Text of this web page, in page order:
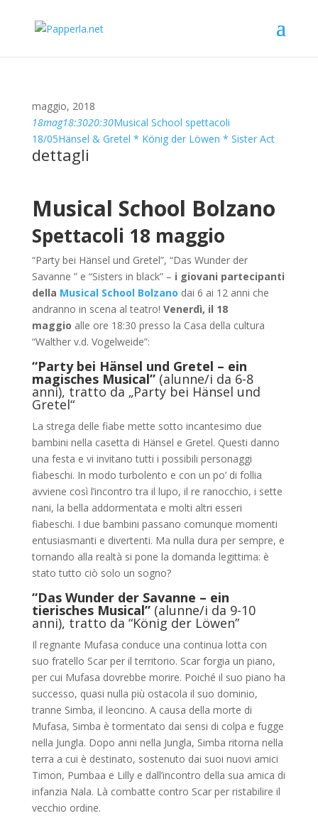
maggio, 2018
18mag18:3020:30Musical School spettacoli
18/05Hänsel & Gretel * König der Löwen * Sister Act
dettagli
Musical School Bolzano
Spettacoli 18 maggio
“Party bei Hänsel und Gretel”, “Das Wunder der
Savanne ” e “Sisters in black” – i giovani partecipanti
della Musical School Bolzano dai 6 ai 12 anni che
andranno in scena al teatro! Venerdì, il 18
maggio alle ore 18:30 presso la Casa della cultura
“Walther v.d. Vogelweide”:
“Party bei Hänsel und Gretel – ein
magisches Musical”(alunne/i da 6-8
anni), tratto da „Party bei Hänsel und
Gretel“
La strega delle fiabe mette sotto incantesimo due
bambini nella casetta di Hänsel e Gretel. Questi danno
una festa e vi invitano tutti i possibili personaggi
fiabeschi. In modo turbolento e con un po’ di follia
avviene così l’incontro tra il lupo, il re ranocchio, i sette
nani, la bella addormentata e molti altri esseri
fiabeschi. I due bambini passano comunque momenti
entusiasmanti e divertenti. Ma nulla dura per sempre, e
tornando alla realtà si pone la domanda legittima: è
stato tutto ciò solo un sogno?
“Das Wunder der Savanne – ein
tierisches Musical”(alunne/i da 9-10
anni), tratto da “König der Löwen”
Il regnante Mufasa conduce una continua lotta con
suo fratello Scar per il territorio. Scar forgia un piano,
per cui Mufasa dovrebbe morire. Poiché il suo piano ha
successo, quasi nulla più ostacola il suo dominio,
tranne Simba, il leoncino. A causa della morte di
Mufasa, Simba è tormentato dai sensi di colpa e fugge
nella Jungla. Dopo anni nella Jungla, Simba ritorna nella
terra a cui è destinato, sostenuto dai suoi nuovi amici
Timon, Pumbaa e Lilly e dall’incontro della sua amica di
infanzia Nala. Là combatte contro Scar per ristabilire il
vecchio ordine.